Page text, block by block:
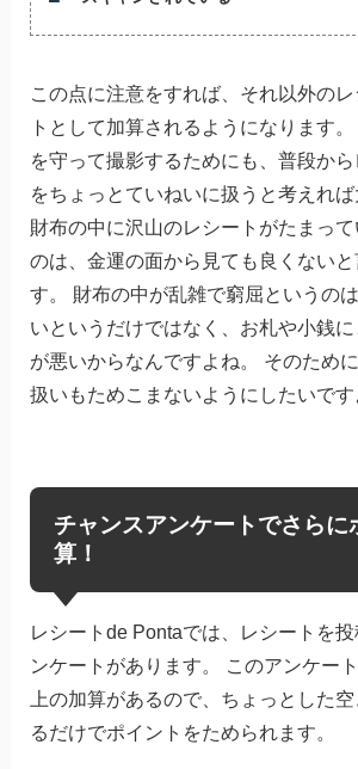
この点に注意をすれば、それ以外の
トとして加算されるようになります
を守って撮影するためにも、普段か
をちょっとていねいに扱うと考えれば
財布の中に沢山のレシートがたまって
のは、金運の面から見ても良くないと
す。 財布の中が乱雑で窮屈というの
いというだけではなく、お札や小銭
が悪いからなんですよね。 そのため
扱いもためこまないようにしたいです
チャンスアンケートでさらに
算！
レシートde Pontaでは、レシートを
ンケートがあります。 このアンケー
上の加算があるので、ちょっとした
るだけでポイントをためられます。